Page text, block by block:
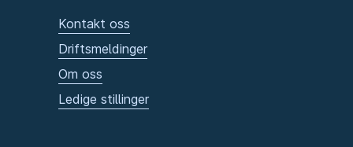
Kontakt oss
Driftsmeldinger
Om oss
Ledige stillinger